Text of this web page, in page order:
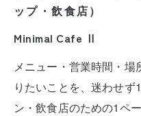
ップ・飲食店）
Minimal Cafe Ⅱ
メニュー・営業時間・
りたいことを、迷わせ
ン・飲食店のための1ペ